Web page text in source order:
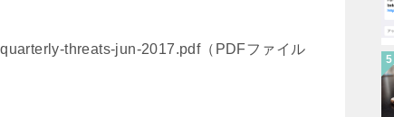
threats-jun-2017.pdf（PDFファイル